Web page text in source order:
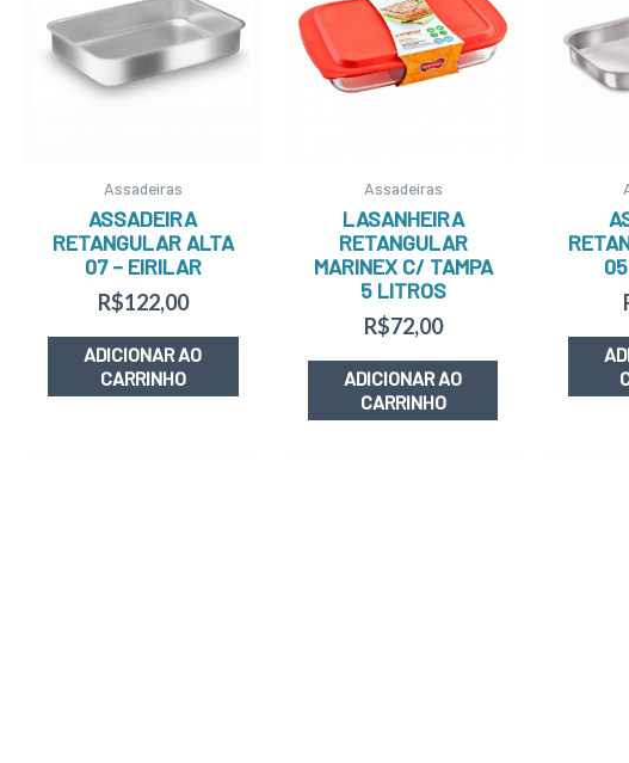
Assadeiras
ASSADEIRA
RETANGULAR ALTA
07 – EIRILAR
R$122,00
ADICIONAR AO
CARRINHO
Assadeiras
LASANHEIRA
RETANGULAR
MARINEX C/ TAMPA
5 LITROS
R$72,00
ADICIONAR AO
CARRINHO